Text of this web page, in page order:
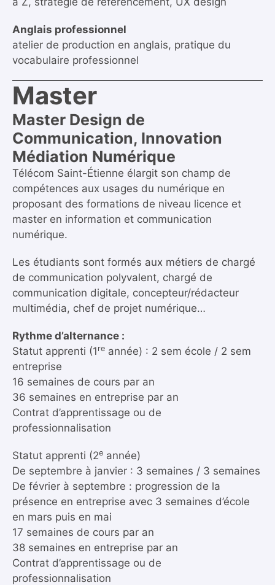
Anglais professionnel
atelier de production en anglais, pratique du
vocabulaire professionnel
Master
Master Design de
Communication, Innovation
Médiation Numérique
Télécom Saint-Étienne élargit son champ de
compétences aux usages du numérique en
proposant des formations de niveau licence et
master en information et communication
numérique.
Les étudiants sont formés aux métiers de chargé
de communication polyvalent, chargé de
communication digitale, concepteur/rédacteur
multimédia, chef de projet numérique…
Rythme d’alternance :
Statut apprenti (1 re année) : 2 sem école / 2 sem
entreprise
16 semaines de cours par an
36 semaines en entreprise par an
Contrat d’apprentissage ou de
professionnalisation
Statut apprenti (2e année)
De septembre à janvier : 3 semaines / 3 semaines
De février à septembre : progression de la
présence en entreprise avec 3 semaines d’école
en mars puis en mai
17 semaines de cours par an
38 semaines en entreprise par an
Contrat d’apprentissage ou de
professionnalisation